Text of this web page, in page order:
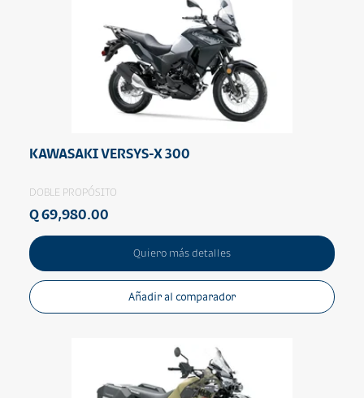
KAWASAKI VERSYS-X 300
DOBLE PROPÓSITO
Q 69,980.00
Quiero más detalles
Añadir al comparador